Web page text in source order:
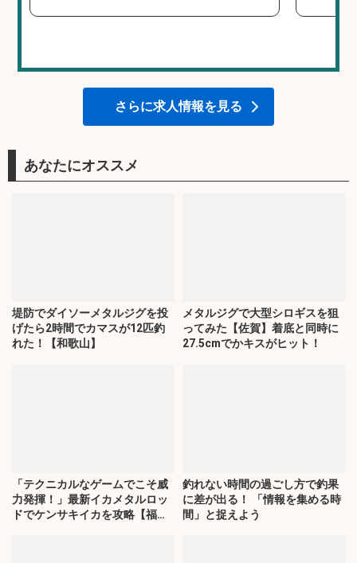
さらに求人情報を見る
あなたにオススメ
堤防でダイソーメタルジグを投
げたら2時間でカマスが12匹釣
れた！【和歌山】
メタルジグで大型シロギスを狙
ってみた【佐賀】着底と同時に
27.5cmでかキスがヒット！
「テクニカルなゲームでこそ威
力発揮！」最新イカメタルロッ
ドでケンサキイカを攻略【福
釣れない時間の過ごし方で釣果
に差が出る！ 「情報を集める時
間」と捉えよう